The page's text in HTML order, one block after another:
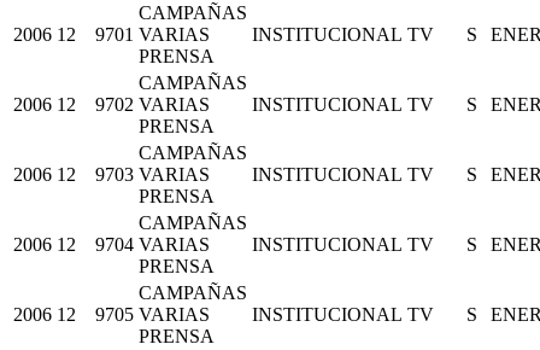
2006 12 9701
CAMPAÑAS
VARIAS
PRENSA
INSTITUCIONAL TV S
2006 12 9702
CAMPAÑAS
VARIAS
PRENSA
INSTITUCIONAL TV S
2006 12 9703
CAMPAÑAS
VARIAS
PRENSA
INSTITUCIONAL TV S
2006 12 9704
CAMPAÑAS
VARIAS
PRENSA
INSTITUCIONAL TV S
2006 12 9705
CAMPAÑAS
VARIAS
PRENSA
INSTITUCIONAL TV S